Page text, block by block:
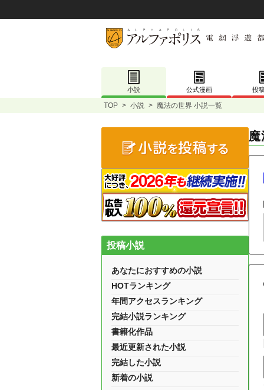
小説 公式漫画 投
TOP > 小説 > 魔法の世界 小説一覧
投稿小説
あなたにおすすめの小説
HOTランキング
年間アクセスランキング
完結小説ランキング
書籍化作品
最近更新された小説
完結した小説
新着の小説